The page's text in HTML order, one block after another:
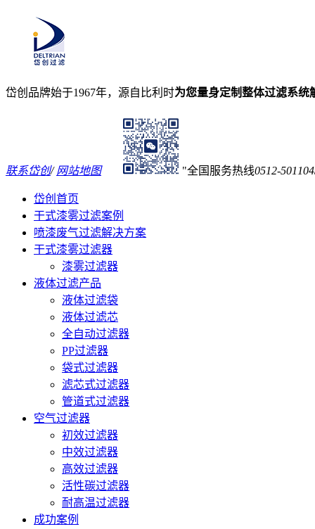
岱创品牌始于1967年，源自比利时为您量身定制整体过滤系统
联系岱创/网站地图 全国服务热线0512-
岱创首页
干式漆雾过滤案例
喷漆废气过滤解决方案
干式漆雾过滤器
漆雾过滤器
液体过滤产品
液体过滤袋
液体过滤芯
全自动过滤器
PP过滤器
袋式过滤器
滤芯式过滤器
管道式过滤器
空气过滤器
初效过滤器
中效过滤器
高效过滤器
活性碳过滤器
耐高温过滤器
成功案例